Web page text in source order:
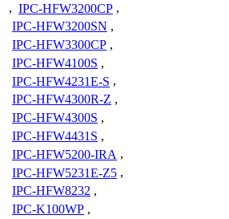
, IPC-HFW3200CP ,
IPC-HFW3200SN ,
IPC-HFW3300CP ,
IPC-HFW4100S ,
IPC-HFW4231E-S ,
IPC-HFW4300R-Z ,
IPC-HFW4300S ,
IPC-HFW4431S ,
IPC-HFW5200-IRA ,
IPC-HFW5231E-Z5 ,
IPC-HFW8232 ,
IPC-K100WP ,